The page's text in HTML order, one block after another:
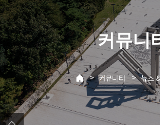
커뮤니
> 커뮤니티 > 뉴스